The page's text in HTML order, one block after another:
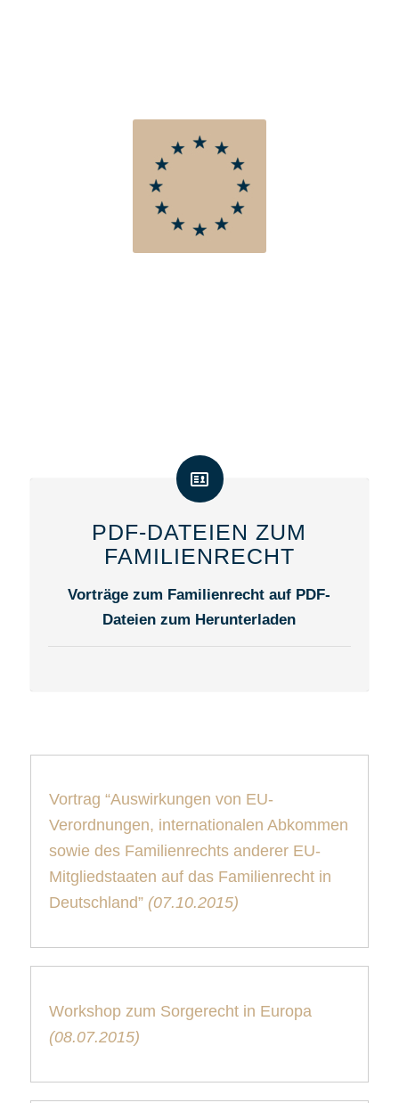
PDF-DATEIEN ZUM
FAMILIENRECHT
Vorträge zum Familienrecht auf PDF-
Dateien zum Herunterladen
Vortrag “Auswirkungen von EU-
Verordnungen, internationalen Abkommen
sowie des Familienrechts anderer EU-
Mitgliedstaaten auf das Familienrecht in
Deutschland” (07.10.2015)
Workshop zum Sorgerecht in Europa
(08.07.2015)